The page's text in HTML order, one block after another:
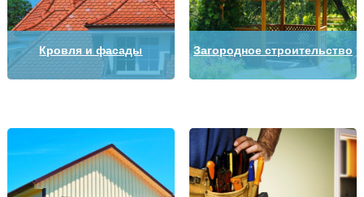
Кровля и фасады Загородное строительство